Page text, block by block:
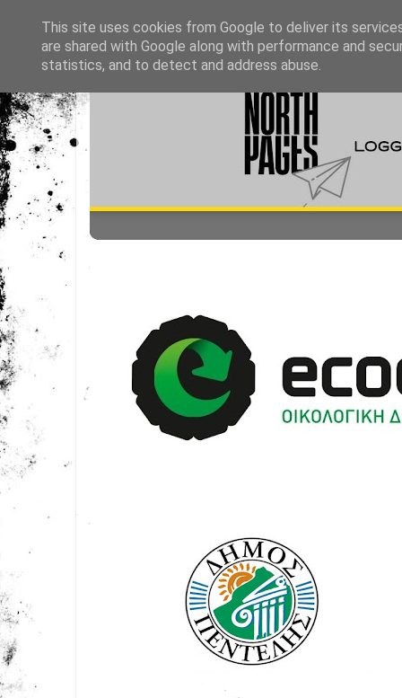
This site uses cookies from Google to deliver its
are shared with Google along with performance and
statistics, and to detect and address abuse.